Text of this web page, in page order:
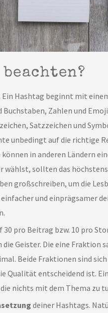
beachten?
Ein Hashtag beginnt mit
Zahlen und
Satzzeichen und
unbedingt auf die richtige
in anderen Ländern
wählst, sollten das
großschreiben, um die
einfacher und einprägsamer
30 pro Beitrag bzw. 10 pro
Geister. Die eine Fraktion
Beide Fraktionen sind
Qualität entscheidend ist.
nichts mit dem Thema zu
deiner Hashtags.